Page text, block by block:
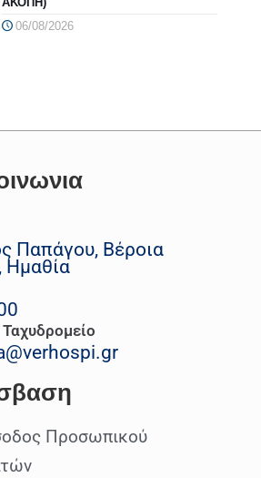
06/08/2026
Παπάγου, Βέροια
Ημαθία
Προσωπικού